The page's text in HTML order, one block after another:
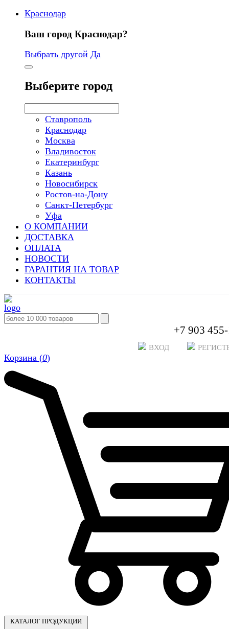
Краснодар
Ваш город Краснодар?
Выбрать другой Да
Выберите город
Ставрополь
Краснодар
Москва
Владивосток
Екатеринбург
Казань
Новосибирск
Ростов-на-Дону
Санкт-Петербург
Уфа
О КОМПАНИИ
ДОСТАВКА
ОПЛАТА
НОВОСТИ
ГАРАНТИЯ НА ТОВАР
КОНТАКТЫ
+7 903
ВХОД
Корзина (0)
КАТАЛОГ ПРОДУКЦИИ